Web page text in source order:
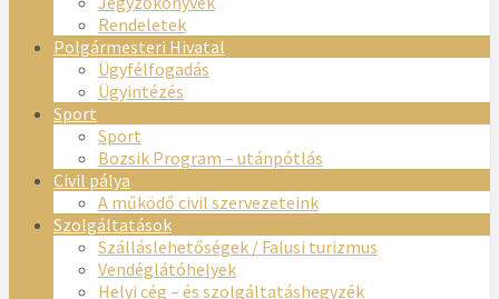
Rendeletek
Polgármesteri Hivatal
Ügyfélfogadás
Ügyintézés
Sport
Sport
Bozsik Program – utánpótlás
Civil pálya
A működő civil szervezeteink
Szolgáltatások
Szálláslehetőségek / Falusi turizmus
Vendéglátóhelyek
Helyi cég – és szolgáltatáshegyzék